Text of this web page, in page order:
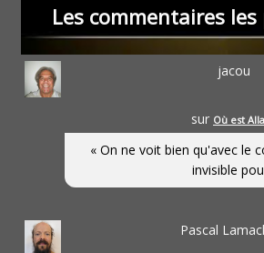
Les commentaires
jacou
sur Où est
« On ne voit bien qu'avec le
invisible
Pascal